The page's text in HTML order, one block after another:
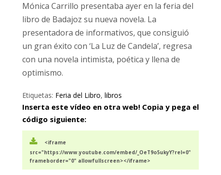
Mónica Carrillo presentaba ayer en la feria del
libro de Badajoz su nueva novela. La
presentadora de informativos, que consiguió
un gran éxito con ‘La Luz de Candela’, regresa
con una novela intimista, poética y llena de
optimismo.
Etiquetas: Feria del Libro, libros
Inserta este vídeo en otra web! Copia y pega el
código siguiente:
<iframe
src="https://www.youtube.com/embed/_OeT9o5ukyY?rel=0"
frameborder="0" allowfullscreen></iframe>